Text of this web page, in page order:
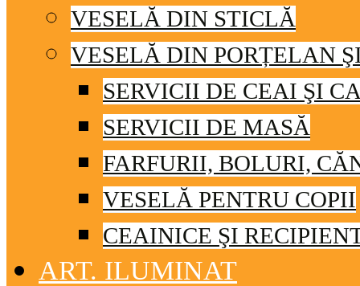
VESELĂ DIN STICLĂ
VESELĂ DIN PORȚELAN
SERVICII DE CEAI ŞI
SERVICII DE MASĂ
FARFURII, BOLURI,
VESELĂ PENTRU COPII
CEAINICE ŞI
ART. ILUMINAT